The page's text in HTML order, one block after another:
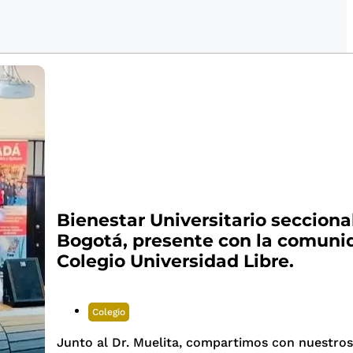
Bienestar Universitario
Bogotá, presente con la
Colegio Universidad Libre.
Colegio
Junto al Dr. Muelita, compartimos con